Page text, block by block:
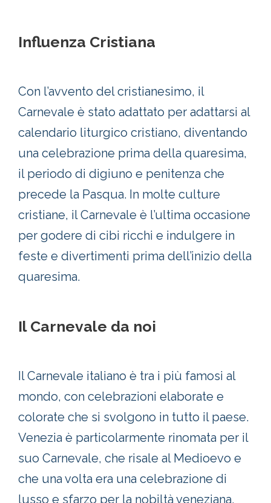
Influenza Cristiana
Con l’avvento del cristianesimo, il
Carnevale è stato adattato per adattarsi al
calendario liturgico cristiano, diventando
una celebrazione prima della quaresima,
il periodo di digiuno e penitenza che
precede la Pasqua. In molte culture
cristiane, il Carnevale è l’ultima occasione
per godere di cibi ricchi e indulgere in
feste e divertimenti prima dell’inizio della
quaresima.
Il Carnevale da noi
Il Carnevale italiano è tra i più famosi al
mondo, con celebrazioni elaborate e
colorate che si svolgono in tutto il paese.
Venezia è particolarmente rinomata per il
suo Carnevale, che risale al Medioevo e
che una volta era una celebrazione di
lusso e sfarzo per la nobiltà veneziana.